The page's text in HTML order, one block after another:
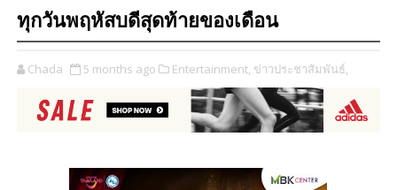
ทุกวันพฤหัสบดีสุดท้ายของเดือน
Chada 5 months ago Entertainment, ข่าวประชาสัมพันธ์,